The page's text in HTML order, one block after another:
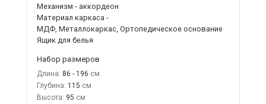
Механизм - аккордеон
Материал каркаса -
МДФ, Металлокаркас, Ортопедическое основание
Ящик для белья
Набор размеров
Длина: 86 - 196
Глубина: 115
Высота: 95